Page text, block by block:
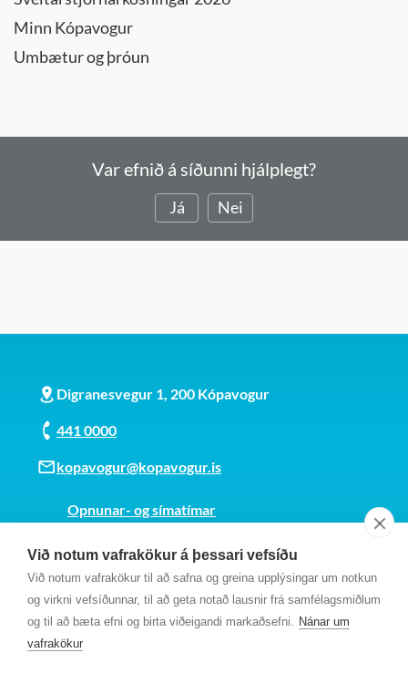
Við notum vafrakökur á þessari vefsíðu
Við notum vafrakökur til að safna og greina upplýsingar um notkun
og virkni vefsíðunnar, til að geta notað lausnir frá samfélagsmiðlum
og til að bæta efni og birta viðeigandi markaðsefni. Nánar um
vafrakökur
byggingarfulltrúa
Sérnefnd
fatlaðra
Skipulagsnefnd
Umferðarnefnd
Umhverfisráð
- kynning
Vinabæjanefnd
Minn Kópavogur
Umbætur og þróun
Var efnið á síðunni hjálplegt?
Já Nei
Digranesvegur 1, 200 Kópavogur
441 0000
kopavogur@kopavogur.is
Opnunar- og símatímar
Kt. 700169-3759
Fundarmannagátt